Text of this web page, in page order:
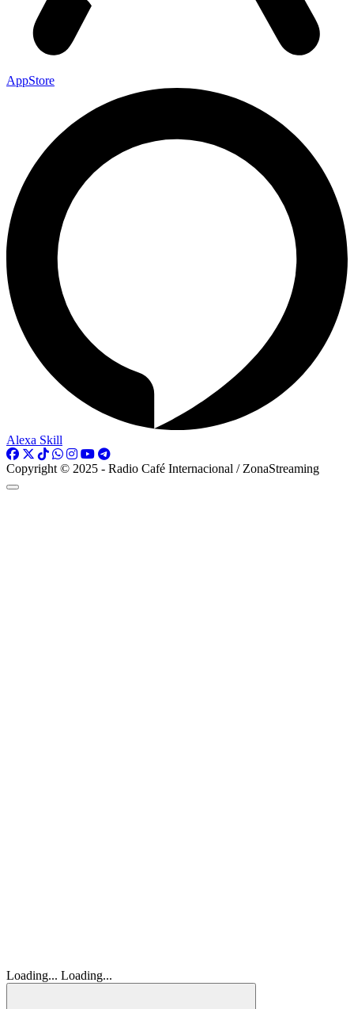
AppStore
Alexa Skill
Copyright © 2025 - Radio Café Internacional / ZonaStreaming
Loading... Loading...